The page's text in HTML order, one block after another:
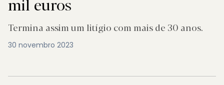
Termina assim um litígio com mais de 30 anos.
30 novembro 2023